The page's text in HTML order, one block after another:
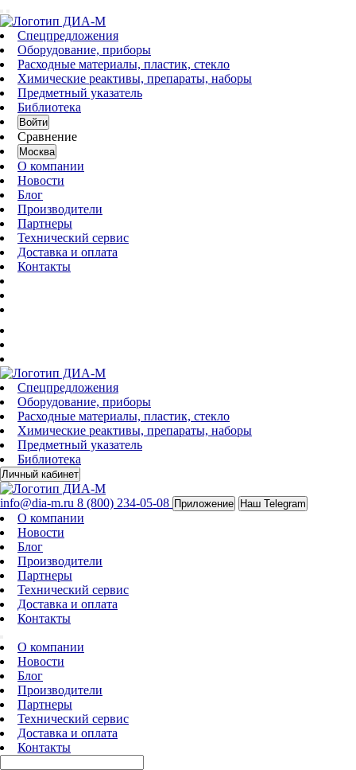
Спецпредложения
Оборудование, приборы
Расходные материалы, пластик, стекло
Химические реактивы, препараты, наборы
Предметный указатель
Библиотека
Войти
Сравнение
Москва
О компании
Новости
Блог
Производители
Партнеры
Технический сервис
Доставка и оплата
Контакты
Спецпредложения
Оборудование, приборы
Расходные материалы, пластик, стекло
Химические реактивы, препараты, наборы
Предметный указатель
Библиотека
Личный кабинет
info@dia-m.ru 8 (800) 234-05-08 Приложение Наш Telegram
О компании
Новости
Блог
Производители
Партнеры
Технический сервис
Доставка и оплата
Контакты
О компании
Новости
Блог
Производители
Партнеры
Технический сервис
Доставка и оплата
Контакты